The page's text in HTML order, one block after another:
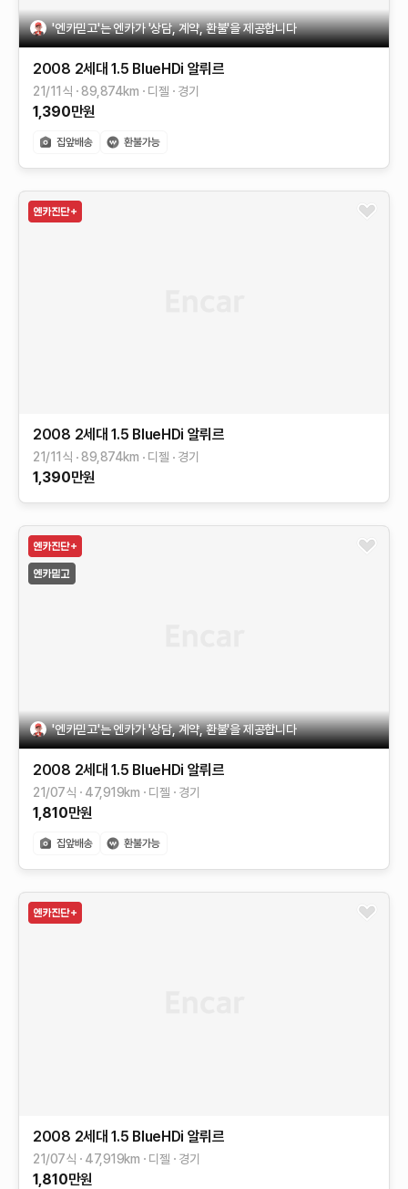
'엔카믿고'는 엔카가 '상담, 계약, 환불'을 제공합니다
2008 2세대 1.5 BlueHDi 알뤼르
21/11식 89,874km 디젤 경기
1,390만원
2008 2세대 1.5 BlueHDi 알뤼르
21/11식 89,874km 디젤 경기
1,390만원
'엔카믿고'는 엔카가 '상담, 계약, 환불'을 제공합니다
2008 2세대 1.5 BlueHDi 알뤼르
21/07식 47,919km 디젤 경기
1,810만원
2008 2세대 1.5 BlueHDi 알뤼르
21/07식 47,919km 디젤 경기
1,810만원